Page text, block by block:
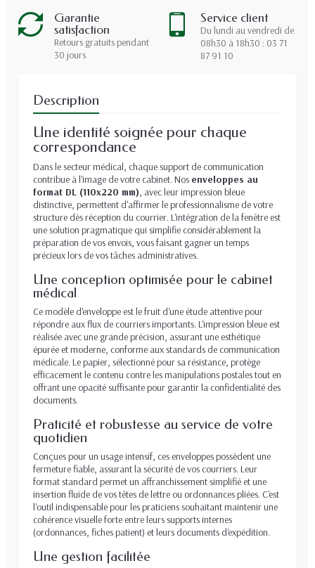
Garantie
satisfaction
Retours gratuits pendant
30 jours
Service client
Du lundi au vendredi de
08h30 à 18h30 : 03 71
87 91 10
Description
Une identité soignée pour chaque
correspondance
Dans le secteur médical, chaque support de communication
contribue à l'image de votre cabinet. Nos enveloppes au
format DL (110x220 mm), avec leur impression bleue
distinctive, permettent d'affirmer le professionnalisme de votre
structure dès réception du courrier. L'intégration de la fenêtre est
une solution pragmatique qui simplifie considérablement la
préparation de vos envois, vous faisant gagner un temps
précieux lors de vos tâches administratives.
Une conception optimisée pour le cabinet
médical
Ce modèle d'enveloppe est le fruit d'une étude attentive pour
répondre aux flux de courriers importants. L'impression bleue est
réalisée avec une grande précision, assurant une esthétique
épurée et moderne, conforme aux standards de communication
médicale. Le papier, sélectionné pour sa résistance, protège
efficacement le contenu contre les manipulations postales tout en
offrant une opacité suffisante pour garantir la confidentialité des
documents.
Praticité et robustesse au service de votre
quotidien
Conçues pour un usage intensif, ces enveloppes possèdent une
fermeture fiable, assurant la sécurité de vos courriers. Leur
format standard permet un affranchissement simplifié et une
insertion fluide de vos têtes de lettre ou ordonnances pliées. C'est
l'outil indispensable pour les praticiens souhaitant maintenir une
cohérence visuelle forte entre leurs supports internes
(ordonnances, fiches patient) et leurs documents d'expédition.
Une gestion facilitée